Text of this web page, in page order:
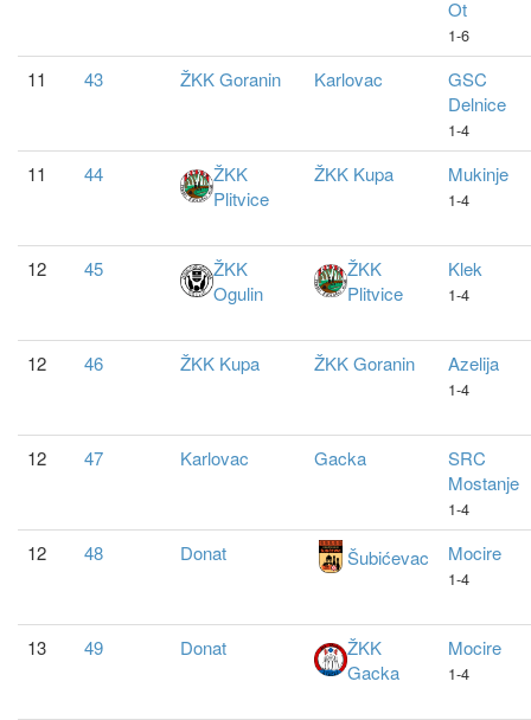
Ot
1-6
11 43 ŽKK Goranin Karlovac
GSC
Delnice
1-4
11 44
ŽKK
Plitvice
ŽKK Kupa Mukinje
1-4
12 45
ŽKK
Ogulin
ŽKK
Plitvice
Klek
1-4
12 46 ŽKK Kupa ŽKK Goranin Azelija
1-4
12 47 Karlovac Gacka
SRC
Mostanje
1-4
12 48 Donat Šubićevac Mocire
1-4
13 49 Donat
ŽKK
Gacka
Mocire
1-4